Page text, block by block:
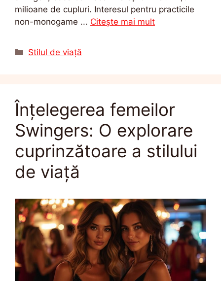
milioane de cupluri. Interesul pentru practicile
non-monogame ... Citește mai mult
Categorii
Stilul de viață
Înțelegerea femeilor
Swingers: O explorare
cuprinzătoare a stilului
de viață